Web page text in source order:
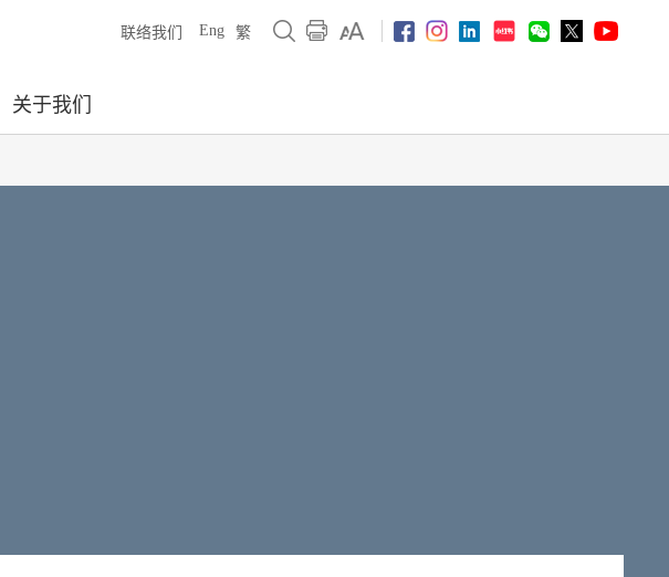
联络我们 Eng 繁
关于我们